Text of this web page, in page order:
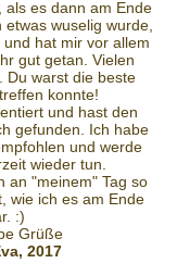
als es dann am Ende
wuselig wurde,
hat mir vor allem
gut getan. Vielen
Du warst die beste
konnte!
und hast den
gefunden. Ich habe
und werde
wieder tun.
an "meinem" Tag so
wie ich es am Ende
:)
Grüße
2017